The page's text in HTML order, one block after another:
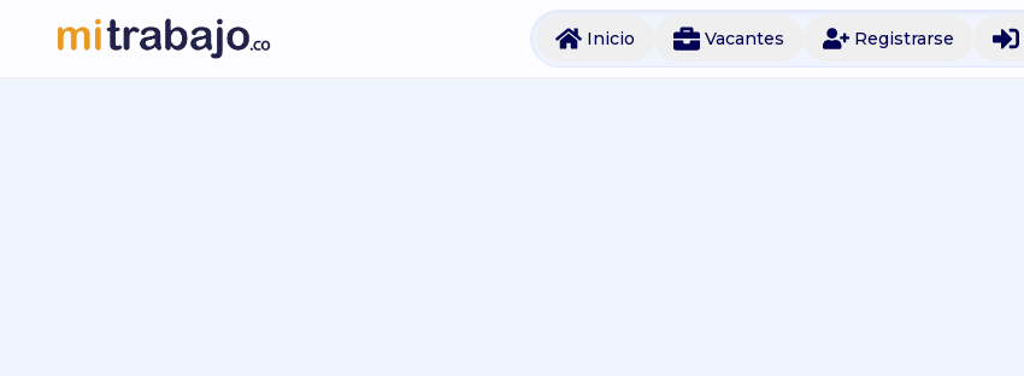
Inicio Vacantes Registrarse